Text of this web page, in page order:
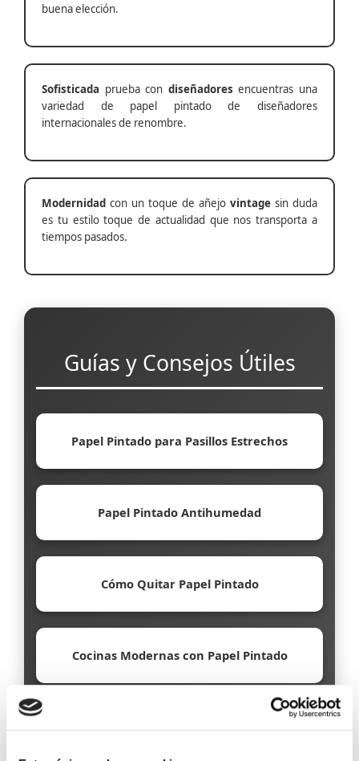
buena elección.
Sofisticada prueba con diseñadores encuentras una
variedad de papel pintado de diseñadores
internacionales de renombre.
Modernidad con un toque de añejo vintage sin duda
es tu estilo toque de actualidad que nos transporta a
tiempos pasados.
Guías y Consejos Útiles
Papel Pintado para Pasillos Estrechos
Papel Pintado Antihumedad
Cómo Quitar Papel Pintado
Cocinas Modernas con Papel Pintado
Papel Pintado Ecológico